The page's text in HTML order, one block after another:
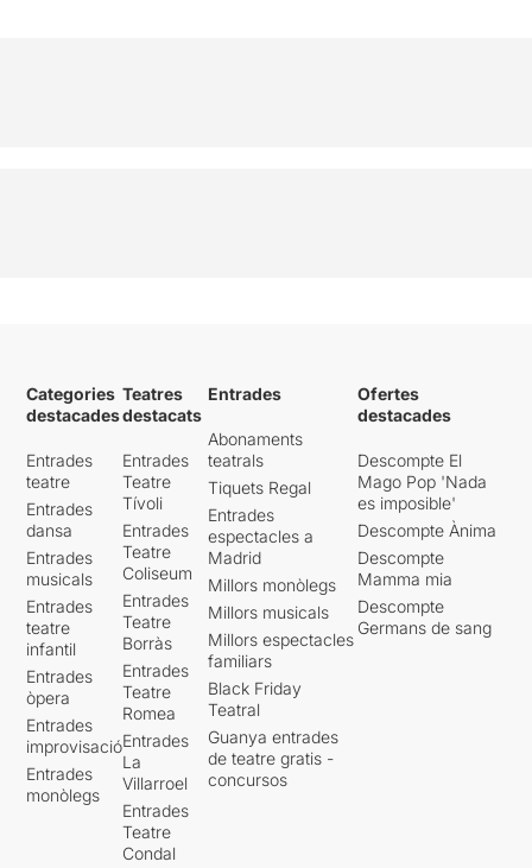
Categories
destacades
Entrades
teatre
Entrades
dansa
Entrades
musicals
Entrades
teatre
infantil
Entrades
òpera
Entrades
improvisació
Entrades
monòlegs
Teatres
destacats
Entrades
Teatre
Tívoli
Entrades
Teatre
Coliseum
Entrades
Teatre
Borràs
Entrades
Teatre
Romea
Entrades
La
Villarroel
Entrades
Teatre
Condal
Entrades
Abonaments
teatrals
Tiquets Regal
Entrades
espectacles a
Madrid
Millors monòlegs
Millors musicals
Millors espectacles
familiars
Black Friday
Teatral
Guanya entrades
de teatre gratis -
concursos
Ofertes
destacades
Descompte El
Mago Pop 'Nada
es imposible'
Descompte Ànima
Descompte
Mamma mia
Descompte
Germans de sang